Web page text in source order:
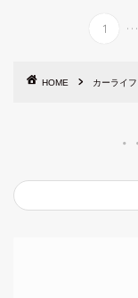
1 ...
HOME カーライフ